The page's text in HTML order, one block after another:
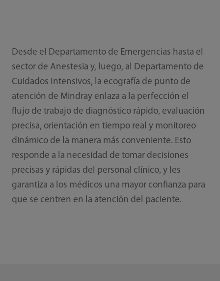
Desde el Departamento de Emergencias hasta el
sector de Anestesia y, luego, al Departamento de
Cuidados Intensivos, la ecografía de punto de
atención de Mindray enlaza a la perfección el
flujo de trabajo de diagnóstico rápido, evaluación
precisa, orientación en tiempo real y monitoreo
dinámico de la manera más conveniente. Esto
responde a la necesidad de tomar decisiones
precisas y rápidas del personal clínico, y les
garantiza a los médicos una mayor confianza para
que se centren en la atención del paciente.